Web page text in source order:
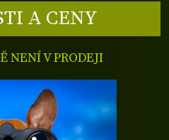
A CENY
NENÍ V PRODEJI